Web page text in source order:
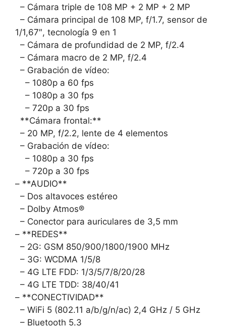
– Cámara triple de 108 MP + 2 MP + 2 MP
– Cámara principal de 108 MP, f/1.7, sensor de
1/1,67″, tecnología 9 en 1
– Cámara de profundidad de 2 MP, f/2.4
– Cámara macro de 2 MP, f/2.4
– Grabación de vídeo:
– 1080p a 60 fps
– 1080p a 30 fps
– 720p a 30 fps
**Cámara frontal:**
– 20 MP, f/2.2, lente de 4 elementos
– Grabación de vídeo:
– 1080p a 30 fps
– 720p a 30 fps
– **AUDIO**
– Dos altavoces estéreo
– Dolby Atmos®
– Conector para auriculares de 3,5 mm
– **REDES**
– 2G: GSM 850/900/1800/1900 MHz
– 3G: WCDMA 1/5/8
– 4G LTE FDD: 1/3/5/7/8/20/28
– 4G LTE TDD: 38/40/41
– **CONECTIVIDAD**
– WiFi 5 (802.11 a/b/g/n/ac) 2,4 GHz / 5 GHz
– Bluetooth 5.3